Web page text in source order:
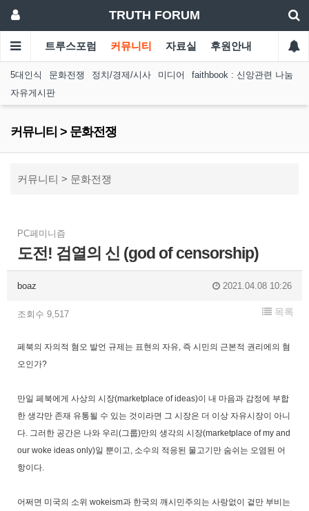
TRUTH FORUM
트루스포럼 커뮤니티 자료실 후원안내
5대인식 문화전쟁 정치/경제/시사 미디어
faithbook : 신앙관련 나눔
자유게시판
커뮤니티 > 문화전쟁
커뮤니티 > 문화전쟁
PC페미니즘
도전! 검열의 신 (god of censorship)
boaz 2021.04.08 10:26
조회수 9,517 목록
페북의 자의적 혐오 발언 규제는 표현의 자유, 즉 시민의 근본적 권리에의 혐
오인가?
만일 페북에게 사상의 시장(marketplace of ideas)이 내 마음과 감정에 부합
한 생각만 존재 유통될 수 있는 것이라면 그 시장은 더 이상 자유시장이 아니
다. 그러한 공간은 나와 우리(그룹)만의 생각의 시장(marketplace of my and
our woke ideas only)일 뿐이고, 소수의 적응된 물고기만 숨쉬는 오염된 어
항이다.
어쩌면 미국의 소위 wokeism과 한국의 깨시민주의는 사랑없이 겉만 부비는